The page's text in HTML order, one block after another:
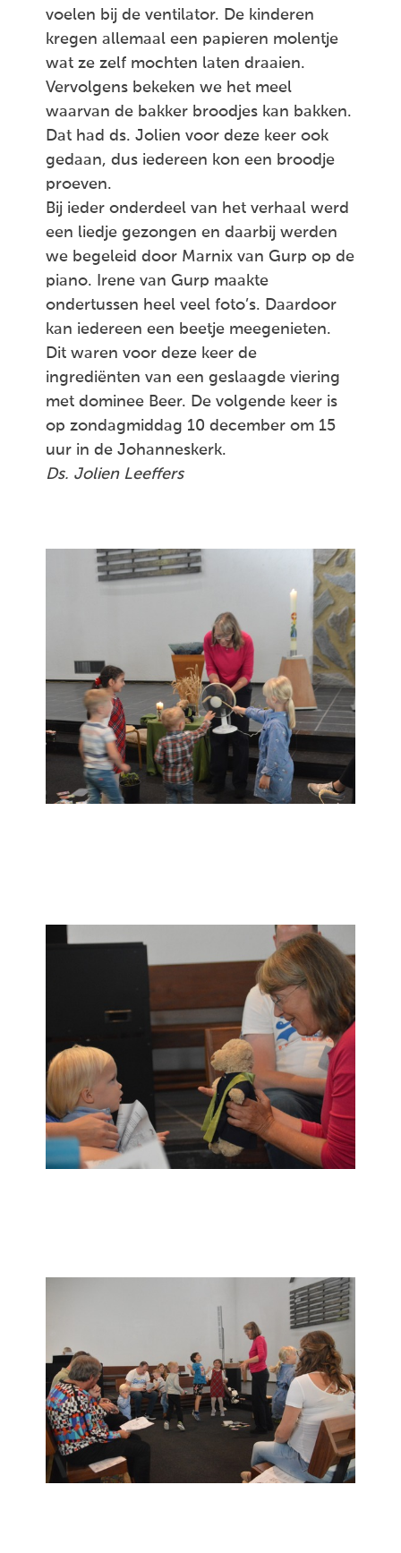
voelen bij de ventilator. De kinderen
kregen allemaal een papieren molentje
wat ze zelf mochten laten draaien.
Vervolgens bekeken we het meel
waarvan de bakker broodjes kan bakken.
Dat had ds. Jolien voor deze keer ook
gedaan, dus iedereen kon een broodje
proeven.
Bij ieder onderdeel van het verhaal werd
een liedje gezongen en daarbij werden
we begeleid door Marnix van Gurp op de
piano. Irene van Gurp maakte
ondertussen heel veel foto’s. Daardoor
kan iedereen een beetje meegenieten.
Dit waren voor deze keer de
ingrediënten van een geslaagde viering
met dominee Beer. De volgende keer is
op zondagmiddag 10 december om 15
uur in de Johanneskerk.
Ds. Jolien Leeffers